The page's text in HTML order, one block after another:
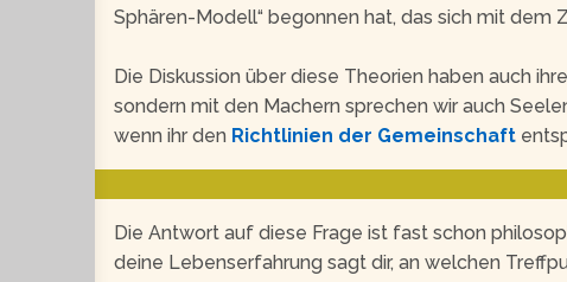
Sphären-Modell“ begonnen hat, das sich mit dem
Die Diskussion über diese Theorien haben auch
sondern mit den Machern sprechen wir auch
wenn ihr den Richtlinien der Gemeinschaft
Die Antwort auf diese Frage ist fast schon
deine Lebenserfahrung sagt dir, an welchen